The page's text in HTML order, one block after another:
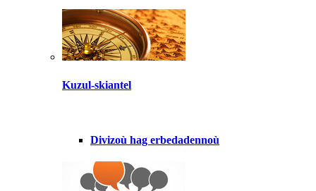
Kuzul-skiantel
Divizoù hag erbedadennoù